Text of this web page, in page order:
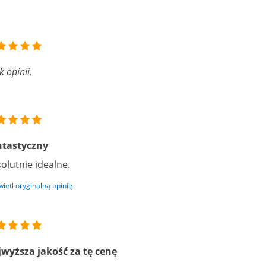
opinii.
idealne.
oryginalną opinię
jakość za tę cenę